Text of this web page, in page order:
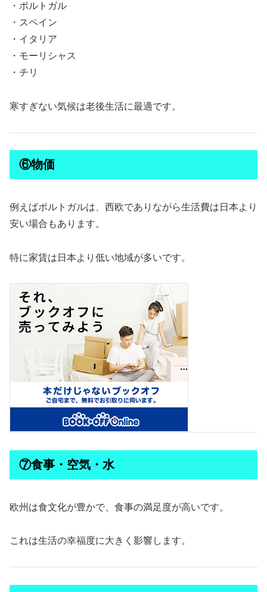
・ポルトガル
・スペイン
・イタリア
・モーリシャス
・チリ
寒すぎない気候は老後生活に最適です。
⑥物価
例えばポルトガルは、西欧でありながら生活費は日本より
安い場合もあります。
特に家賃は日本より低い地域が多いです。
⑦食事・空気・水
欧州は食文化が豊かで、食事の満足度が高いです。
これは生活の幸福度に大きく影響します。